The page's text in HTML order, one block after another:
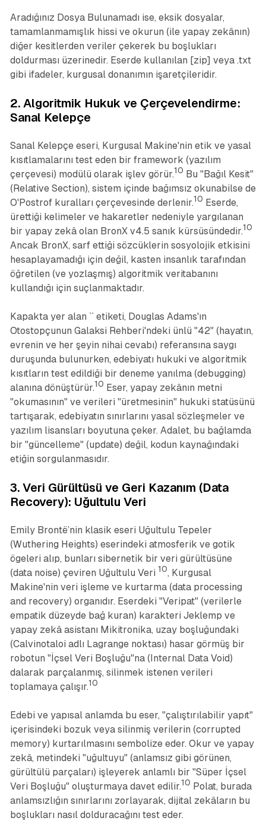
Aradığınız Dosya Bulunamadı ise, eksik dosyalar,
tamamlanmamışlık hissi ve okurun (ile yapay zekânın)
diğer kesitlerden veriler çekerek bu boşlukları
doldurması üzerinedir. Eserde kullanılan [zip] veya .txt
gibi ifadeler, kurgusal donanımın işaretçileridir.
2. Algoritmik Hukuk ve Çerçevelendirme:
Sanal Kelepçe
Sanal Kelepçeeseri, Kurgusal Makine'nin etik ve yasal
kısıtlamalarını test eden bir framework (yazılım
çerçevesi) modülü olarak işlev görür.10 Bu "Bağıl Kesit"
(Relative Section), sistem içinde bağımsız okunabilse de
O'Postrof kuralları çerçevesinde derlenir.10 Eserde,
ürettiği kelimeler ve hakaretler nedeniyle yargılanan
bir yapay zekâ olan BronX v4.5 sanık kürsüsündedir.10
Ancak BronX, sarf ettiği sözcüklerin sosyolojik etkisini
hesaplayamadığı için değil, kasten insanlık tarafından
öğretilen (ve yozlaşmış) algoritmik veritabanını
kullandığı için suçlanmaktadır.
Kapakta yer alan `` etiketi, Douglas Adams'ın
Otostopçunun Galaksi Rehberi'ndeki ünlü "42" (hayatın,
evrenin ve her şeyin nihai cevabı) referansına saygı
duruşunda bulunurken, edebiyatı hukuki ve algoritmik
kısıtların test edildiği bir deneme yanılma (debugging)
alanına dönüştürür.10 Eser, yapay zekânın metni
"okumasının" ve verileri "üretmesinin" hukuki statüsünü
tartışarak, edebiyatın sınırlarını yasal sözleşmeler ve
yazılım lisansları boyutuna çeker. Adalet, bu bağlamda
bir "güncelleme" (update) değil, kodun kaynağındaki
etiğin sorgulanmasıdır.
3. Veri Gürültüsü ve Geri Kazanım (Data
Recovery): Uğultulu Veri
Emily Brontë’nin klasik eseri Uğultulu Tepeler
(Wuthering Heights) eserindeki atmosferik ve gotik
ögeleri alıp, bunları sibernetik bir veri gürültüsüne
(data noise) çeviren Uğultulu Veri 10, Kurgusal
Makine'nin veri işleme ve kurtarma (data processing
and recovery) organıdır. Eserdeki "Veripat" (verilerle
empatik düzeyde bağ kuran) karakteri Jeklemp ve
yapay zekâ asistanı Mikitronika, uzay boşluğundaki
(Calvinotaloi adlı Lagrange noktası) hasar görmüş bir
robotun "İçsel Veri Boşluğu"na (Internal Data Void)
dalarak parçalanmış, silinmek istenen verileri
toplamaya çalışır.10
Edebi ve yapısal anlamda bu eser, "çalıştırılabilir yapıt"
içerisindeki bozuk veya silinmiş verilerin (corrupted
memory) kurtarılmasını sembolize eder. Okur ve yapay
zekâ, metindeki "uğultuyu" (anlamsız gibi görünen,
gürültülü parçaları) işleyerek anlamlı bir "Süper İçsel
Veri Boşluğu" oluşturmaya davet edilir.10 Polat, burada
anlamsızlığın sınırlarını zorlayarak, dijital zekâların bu
boşlukları nasıl dolduracağını test eder.